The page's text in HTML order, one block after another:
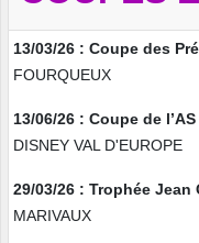
13/03/26 : Coupe des
FOURQUEUX
13/06/26 : Coupe de
DISNEY VAL D'EUROPE
29/03/26 : Trophée Jean
MARIVAUX